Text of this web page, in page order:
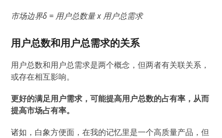
市场边界δ = 用户总数量 x 用户总需求
用户总数和用户总需求的关系
用户总数和用户总需求是两个概念，但两者有关联关系，
或存在相互影响。
更好的满足用户需求，可能提高用户总数的占有率，从而
提高市场占有率。
诸如，白象方便面，在我的记忆里是一个高质量产品，但